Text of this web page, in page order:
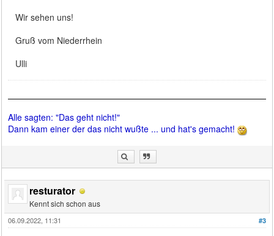
Wir sehen uns!
Gruß vom Niederrhein
Ulli
Alle sagten: "Das geht nicht!"
Dann kam einer der das nicht wußte ... und hat's gemacht!
resturator
Kennt sich schon aus
#3
06.09.2022, 11:31